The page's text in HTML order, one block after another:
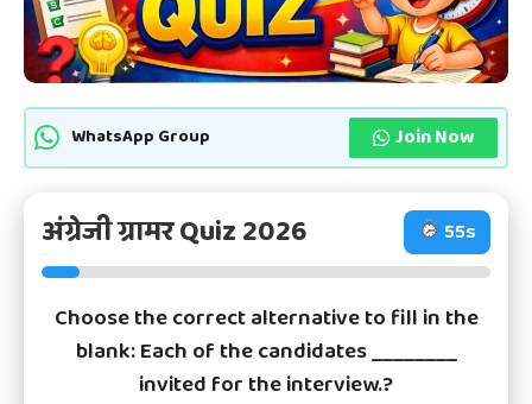
WhatsApp Group Join Now
अंग्रेजी ग्रामर Quiz 2026 54s
Choose the correct alternative to fill in the
blank: Each of the candidates ________
invited for the interview.?